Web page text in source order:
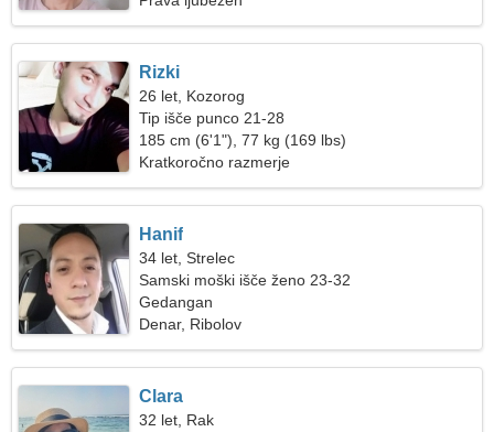
Rizki
26 let, Kozorog
Tip išče punco 21-28
185 cm (6'1"), 77 kg (169 lbs)
Kratkoročno razmerje
Hanif
34 let, Strelec
Samski moški išče ženo 23-32
Gedangan
Denar, Ribolov
Clara
32 let, Rak